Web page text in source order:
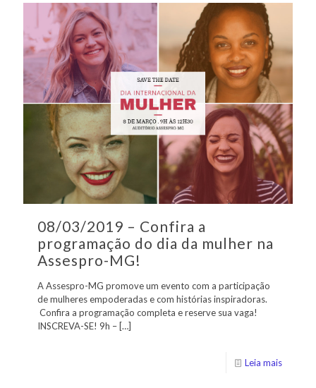
08/03/2019 – Confira a
programação do dia da mulher na
Assespro-MG!
A Assespro-MG promove um evento com a participação
de mulheres empoderadas e com histórias inspiradoras.
Confira a programação completa e reserve sua vaga!
INSCREVA-SE! 9h – […]
Leia mais